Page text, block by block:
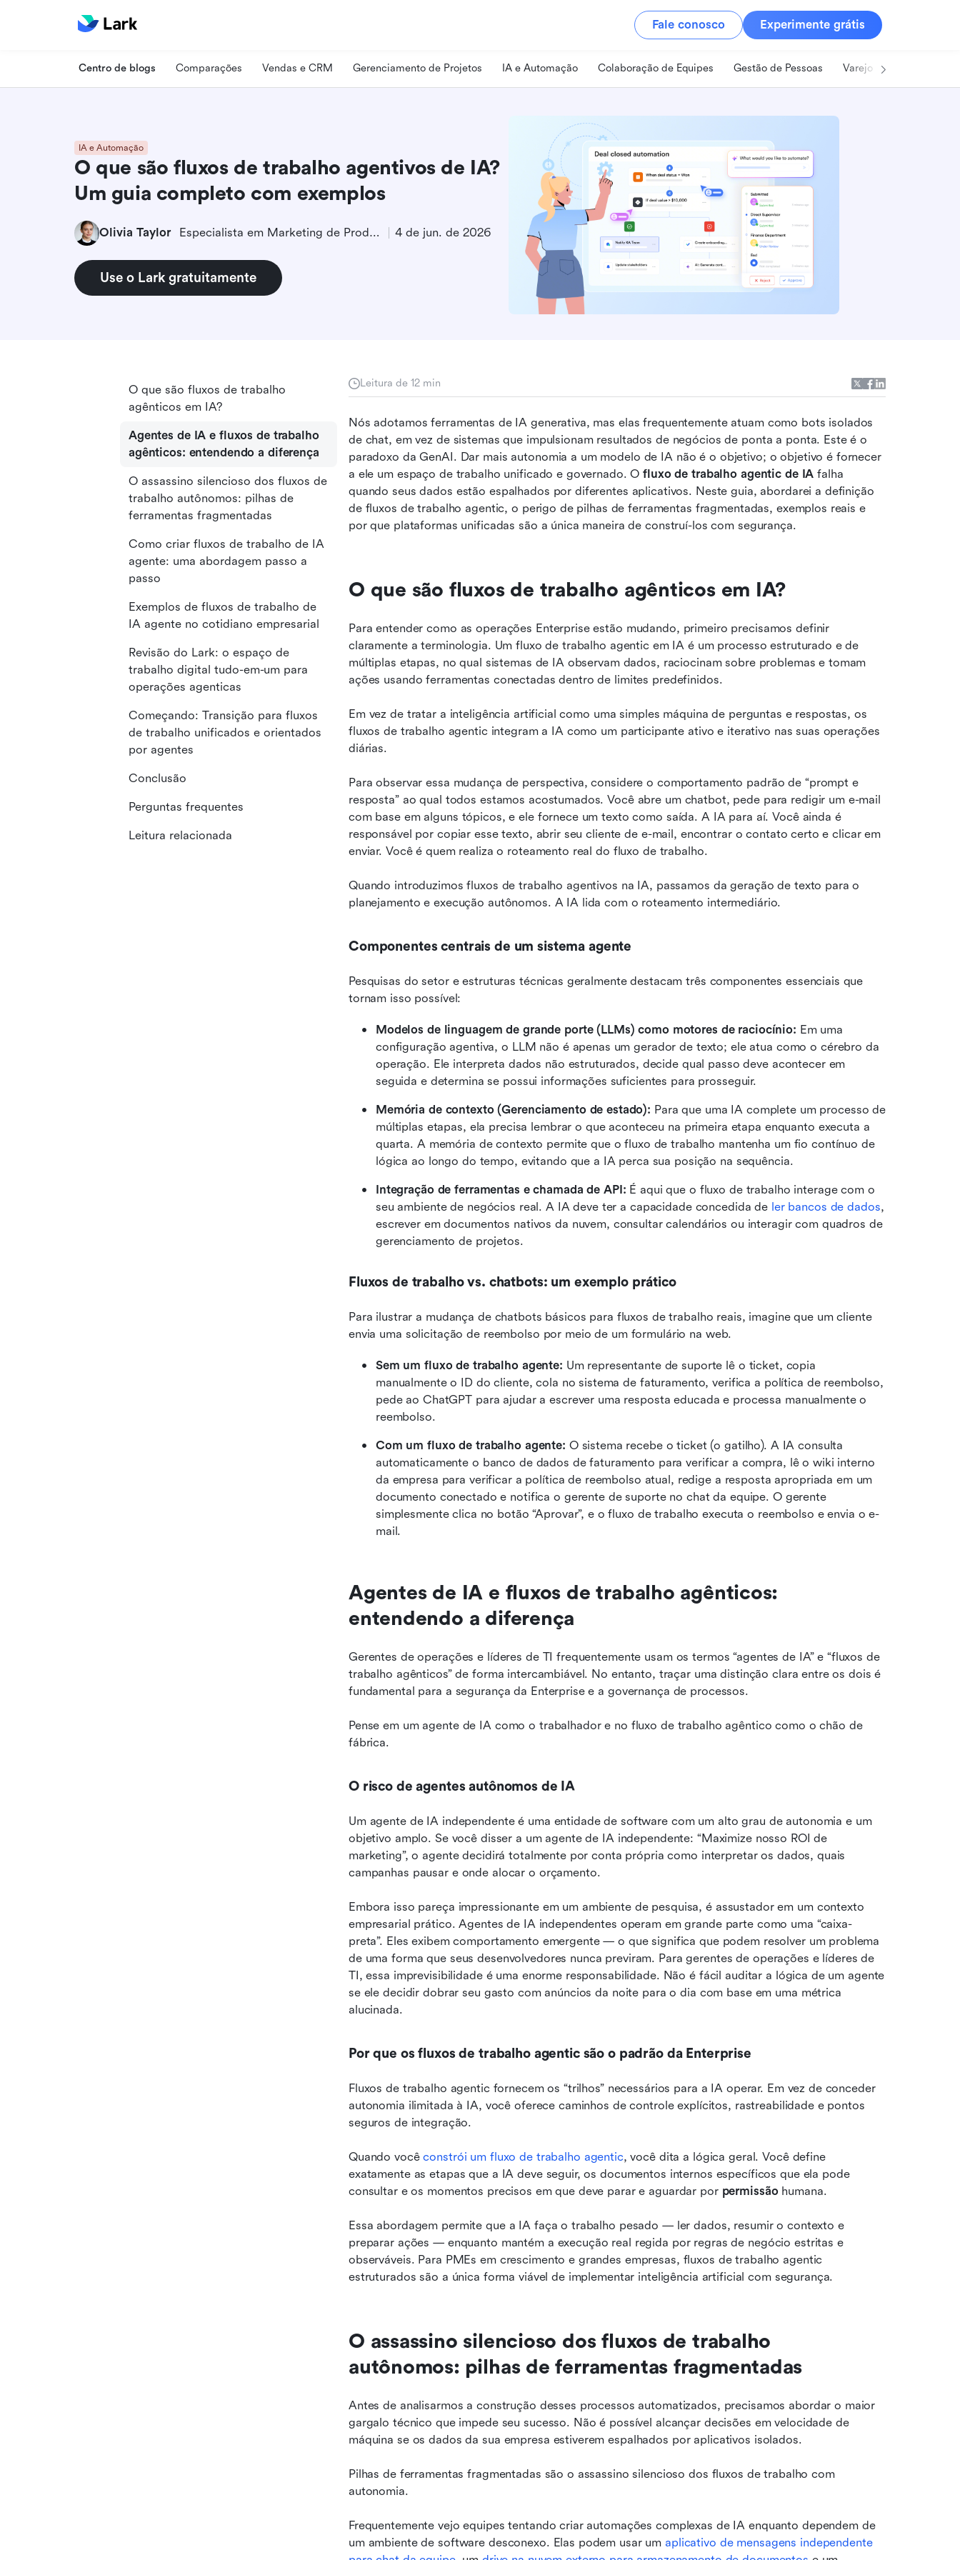
Fale conosco Experimente grátis
Centro de blogs Comparações Vendas e CRM Gerenciamento de Projetos IA e Automação Colaboração de Equipes Gestão de Pessoas Varejo
IA e Automação
O que são fluxos de trabalho agentivos de IA?
Um guia completo com exemplos
Olivia Taylor Especialista em Marketing de Produto B2B 4 de jun. de 2026
Use o Lark gratuitamente
Leitura de 12 min
Nós adotamos ferramentas de IA generativa, mas elas frequentemente atuam como bots isolados
de chat, em vez de sistemas que impulsionam resultados de negócios de ponta a ponta. Este é o
paradoxo da GenAI. Dar mais autonomia a um modelo de IA não é o objetivo; o objetivo é fornecer
a ele um espaço de trabalho unificado e governado. O fluxo de trabalho agentic de IA falha
quando seus dados estão espalhados por diferentes aplicativos. Neste guia, abordarei a definição
de fluxos de trabalho agentic, o perigo de pilhas de ferramentas fragmentadas, exemplos reais e
por que plataformas unificadas são a única maneira de construí-los com segurança.
O que são fluxos de trabalho agênticos em IA?
Para entender como as operações Enterprise estão mudando, primeiro precisamos definir
claramente a terminologia. Um fluxo de trabalho agentic em IA é um processo estruturado e de
múltiplas etapas, no qual sistemas de IA observam dados, raciocinam sobre problemas e tomam
ações usando ferramentas conectadas dentro de limites predefinidos.
Em vez de tratar a inteligência artificial como uma simples máquina de perguntas e respostas, os
fluxos de trabalho agentic integram a IA como um participante ativo e iterativo nas suas operações
diárias.
Para observar essa mudança de perspectiva, considere o comportamento padrão de “prompt e
resposta” ao qual todos estamos acostumados. Você abre um chatbot, pede para redigir um e-mail
com base em alguns tópicos, e ele fornece um texto como saída. A IA para aí. Você ainda é
responsável por copiar esse texto, abrir seu cliente de e-mail, encontrar o contato certo e clicar em
enviar. Você é quem realiza o roteamento real do fluxo de trabalho.
Quando introduzimos fluxos de trabalho agentivos na IA, passamos da geração de texto para o
planejamento e execução autônomos. A IA lida com o roteamento intermediário.
Componentes centrais de um sistema agente
Pesquisas do setor e estruturas técnicas geralmente destacam três componentes essenciais que
tornam isso possível:
Modelos de linguagem de grande porte (LLMs) como motores de raciocínio: Em uma
configuração agentiva, o LLM não é apenas um gerador de texto; ele atua como o cérebro da
operação. Ele interpreta dados não estruturados, decide qual passo deve acontecer em
seguida e determina se possui informações suficientes para prosseguir.
Memória de contexto (Gerenciamento de estado): Para que uma IA complete um processo de
múltiplas etapas, ela precisa lembrar o que aconteceu na primeira etapa enquanto executa a
quarta. A memória de contexto permite que o fluxo de trabalho mantenha um fio contínuo de
lógica ao longo do tempo, evitando que a IA perca sua posição na sequência.
Integração de ferramentas e chamada de API: É aqui que o fluxo de trabalho interage com o
seu ambiente de negócios real. A IA deve ter a capacidade concedida de ler bancos de dados,
escrever em documentos nativos da nuvem, consultar calendários ou interagir com quadros de
gerenciamento de projetos.
Fluxos de trabalho vs. chatbots: um exemplo prático
Para ilustrar a mudança de chatbots básicos para fluxos de trabalho reais, imagine que um cliente
envia uma solicitação de reembolso por meio de um formulário na web.
Sem um fluxo de trabalho agente: Um representante de suporte lê o ticket, copia
manualmente o ID do cliente, cola no sistema de faturamento, verifica a política de reembolso,
pede ao ChatGPT para ajudar a escrever uma resposta educada e processa manualmente o
reembolso.
Com um fluxo de trabalho agente: O sistema recebe o ticket (o gatilho). A IA consulta
automaticamente o banco de dados de faturamento para verificar a compra, lê o wiki interno
da empresa para verificar a política de reembolso atual, redige a resposta apropriada em um
documento conectado e notifica o gerente de suporte no chat da equipe. O gerente
simplesmente clica no botão “Aprovar”, e o fluxo de trabalho executa o reembolso e envia o e-
mail.
Agentes de IA e fluxos de trabalho agênticos:
entendendo a diferença
Gerentes de operações e líderes de TI frequentemente usam os termos “agentes de IA” e “fluxos de
trabalho agênticos” de forma intercambiável. No entanto, traçar uma distinção clara entre os dois é
fundamental para a segurança da Enterprise e a governança de processos.
Pense em um agente de IA como o trabalhador e no fluxo de trabalho agêntico como o chão de
fábrica.
O risco de agentes autônomos de IA
Um agente de IA independente é uma entidade de software com um alto grau de autonomia e um
objetivo amplo. Se você disser a um agente de IA independente: “Maximize nosso ROI de
marketing”, o agente decidirá totalmente por conta própria como interpretar os dados, quais
campanhas pausar e onde alocar o orçamento.
Embora isso pareça impressionante em um ambiente de pesquisa, é assustador em um contexto
empresarial prático. Agentes de IA independentes operam em grande parte como uma “caixa-
preta”. Eles exibem comportamento emergente — o que significa que podem resolver um problema
de uma forma que seus desenvolvedores nunca previram. Para gerentes de operações e líderes de
TI, essa imprevisibilidade é uma enorme responsabilidade. Não é fácil auditar a lógica de um agente
se ele decidir dobrar seu gasto com anúncios da noite para o dia com base em uma métrica
alucinada.
Por que os fluxos de trabalho agentic são o padrão da Enterprise
Fluxos de trabalho agentic fornecem os “trilhos” necessários para a IA operar. Em vez de conceder
autonomia ilimitada à IA, você oferece caminhos de controle explícitos, rastreabilidade e pontos
seguros de integração.
Quando você constrói um fluxo de trabalho agentic, você dita a lógica geral. Você define
exatamente as etapas que a IA deve seguir, os documentos internos específicos que ela pode
consultar e os momentos precisos em que deve parar e aguardar por permissão humana.
Essa abordagem permite que a IA faça o trabalho pesado — ler dados, resumir o contexto e
preparar ações — enquanto mantém a execução real regida por regras de negócio estritas e
observáveis. Para PMEs em crescimento e grandes empresas, fluxos de trabalho agentic
estruturados são a única forma viável de implementar inteligência artificial com segurança.
O assassino silencioso dos fluxos de trabalho
autônomos: pilhas de ferramentas fragmentadas
Antes de analisarmos a construção desses processos automatizados, precisamos abordar o maior
gargalo técnico que impede seu sucesso. Não é possível alcançar decisões em velocidade de
máquina se os dados da sua empresa estiverem espalhados por aplicativos isolados.
Pilhas de ferramentas fragmentadas são o assassino silencioso dos fluxos de trabalho com
autonomia.
Frequentemente vejo equipes tentando criar automações complexas de IA enquanto dependem de
um ambiente de software desconexo. Elas podem usar um aplicativo de mensagens independente
O que são fluxos de trabalho
agênticos em IA?
Agentes de IA e fluxos de trabalho
agênticos: entendendo a diferença
O assassino silencioso dos fluxos de
trabalho autônomos: pilhas de
ferramentas fragmentadas
Como criar fluxos de trabalho de IA
agente: uma abordagem passo a
passo
Exemplos de fluxos de trabalho de
IA agente no cotidiano empresarial
Revisão do Lark: o espaço de
trabalho digital tudo-em-um para
operações agenticas
Começando: Transição para fluxos
de trabalho unificados e orientados
por agentes
Conclusão
Perguntas frequentes
Leitura relacionada